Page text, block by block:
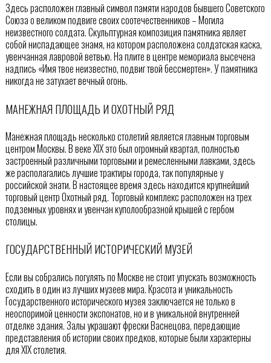
Здесь расположен главный символ памяти народов бывшего Советского
Союза о великом подвиге своих соотечественников – Могила
неизвестного солдата. Скульптурная композиция памятника являет
собой ниспадающее знамя, на котором расположена солдатская каска,
увенчанная лавровой ветвью. На плите в центре мемориала высечена
надпись «Имя твое неизвестно, подвиг твой бессмертен». У памятника
никогда не затухает вечный огонь.
МАНЕЖНАЯ ПЛОЩАДЬ И ОХОТНЫЙ РЯД
Манежная площадь несколько столетий является главным торговым
центром Москвы. В веке XIX это был огромный квартал, полностью
застроенный различными торговыми и ремесленными лавками, здесь
же располагались лучшие трактиры города, так популярные у
российской знати. В настоящее время здесь находится крупнейший
торговый центр Охотный ряд. Торговый комплекс расположен на трех
подземных уровнях и увенчан куполообразной крышей с гербом
столицы.
ГОСУДАРСТВЕННЫЙ ИСТОРИЧЕСКИЙ МУЗЕЙ
Если вы собрались погулять по Москве не стоит упускать возможность
сходить в один из лучших музеев мира. Красота и уникальность
Государственного исторического музея заключается не только в
неоспоримой ценности экспонатов, но и в уникальной внутренней
отделке здания. Залы украшают фрески Васнецова, передающие
представления об истории своих предков, которые были характерны
для XIX столетия.